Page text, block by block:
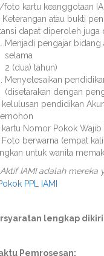
foto kartu keanggotaan
Keterangan atau bukti
dapat diperoleh juga
Menjadi pengajar
selama
2 (dua) tahun)
Menyelesaikan
(disetarakan dengan
kelulusan pendidikan
kartu Nomor Pokok Wajib
Foto berwarna (empat
untuk wanita
Aktif IAMI adalah
PPL IAMI
lengkap
Pemrosesan: